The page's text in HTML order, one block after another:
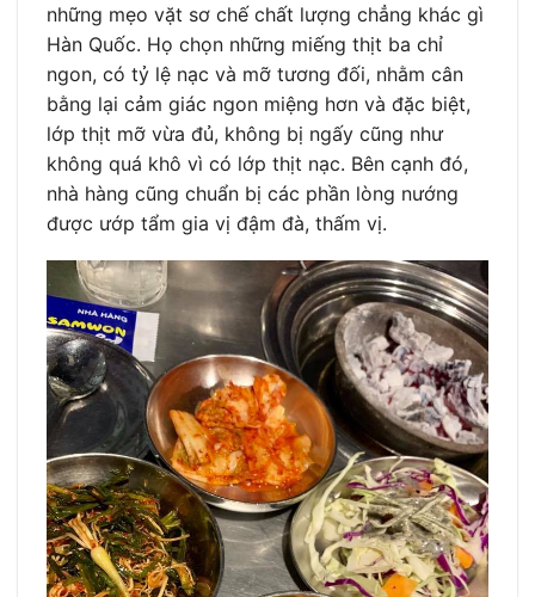
những mẹo vặt sơ chế chất lượng chẳng khác gì
Hàn Quốc. Họ chọn những miếng thịt ba chỉ
ngon, có tỷ lệ nạc và mỡ tương đối, nhằm cân
bằng lại cảm giác ngon miệng hơn và đặc biệt,
lớp thịt mỡ vừa đủ, không bị ngấy cũng như
không quá khô vì có lớp thịt nạc. Bên cạnh đó,
nhà hàng cũng chuẩn bị các phần lòng nướng
được ướp tẩm gia vị đậm đà, thấm vị.